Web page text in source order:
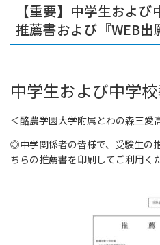
【重要】中学生およ
推薦書および『WEB出
中学生および中学
＜酪農学園大学附属とわの森三愛
◎中学関係者の皆様で、受験生の
ちらの推薦書を印刷してご利用く